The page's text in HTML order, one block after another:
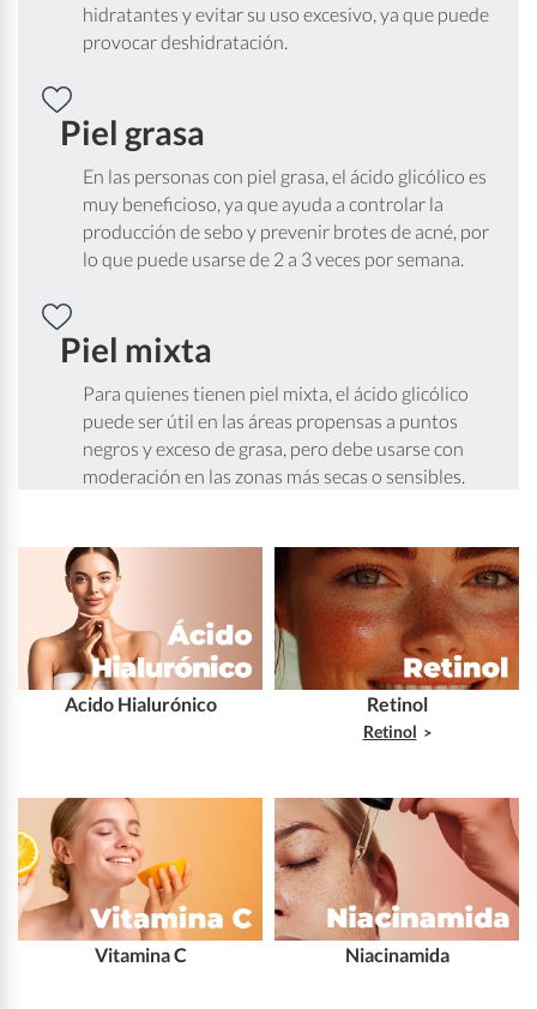
hidratantes y evitar su uso excesivo, ya que puede
provocar deshidratación.
Piel grasa
En las personas con piel grasa, el ácido glicólico es
muy beneficioso, ya que ayuda a controlar la
producción de sebo y prevenir brotes de acné, por
lo que puede usarse de 2 a 3 veces por semana.
Piel mixta
Para quienes tienen piel mixta, el ácido glicólico
puede ser útil en las áreas propensas a puntos
negros y exceso de grasa, pero debe usarse con
moderación en las zonas más secas o sensibles.
Acido Hialurónico Retinol
Retinol
Vitamina C Niacinamida